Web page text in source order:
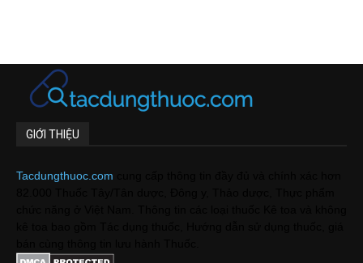
GIỚI THIỆU
Tacdungthuoc.com